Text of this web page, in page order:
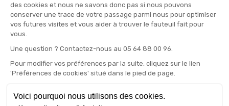
condamne pas votre lit
des cookies et nous ne savons donc pas si nous pouvons
conserver une trace de votre passage parmi nous pour optimiser
vos futures visites et vous aider à trouver le fauteuil fait pour
vous.
Une question ? Contactez-nous au 05 64 88 00 96.
Pour modifier vos préférences par la suite, cliquez sur le lien
'Préférences de cookies' situé dans le pied de page.
Voici pourquoi nous utilisons des cookies.
Axeptio consent